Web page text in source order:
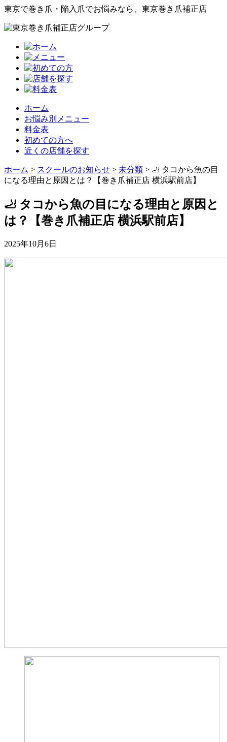
東京で巻き爪・陥入爪でお悩みなら、東京巻き爪補正店
ホーム
お悩み別メニュー
料金表
初めての方へ
近くの店舗を探す
ホーム > スクールのお知らせ > 未分類 > 🦶 タコから魚の目
になる理由と原因とは？【巻き爪補正店 横浜駅前店】
🦶 タコから魚の目になる理由と原因と
は？【巻き爪補正店 横浜駅前店】
2025年10月6日